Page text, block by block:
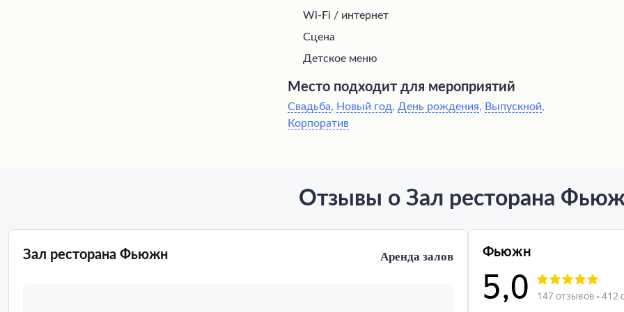
Wi-Fi / интернет
Сцена
Детское меню
Место подходит для мероприятий
Свадьба, Новый год, День рождения, Выпускной,
Корпоратив
Отзывы о Зал ресторана
Зал ресторана Фьюжн Аренда залов